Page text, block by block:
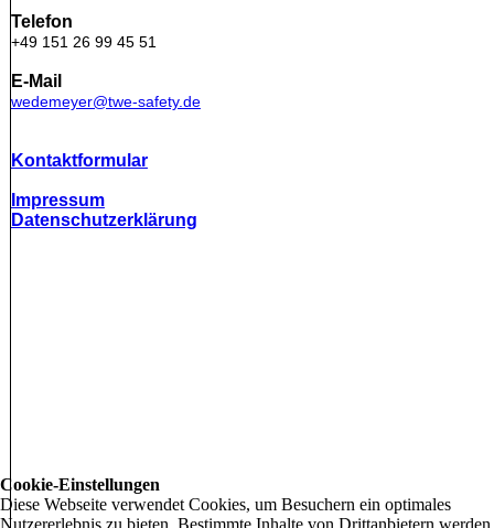
Telefon
+49 151 26 99 45 51
E-Mail
wedemeyer@twe-safety.de
Kontaktformular
Impressum
Datenschutzerklärung
Cookie-Einstellungen
Diese Webseite verwendet Cookies, um Besuchern ein optimales
Nutzererlebnis zu bieten. Bestimmte Inhalte von Drittanbietern werden